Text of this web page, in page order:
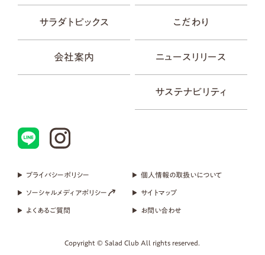
サラダトピックス こだわり
会社案内 ニュースリリース
サステナビリティ
プライバシーポリシー 個人情報の取扱いについて
ソーシャルメディアポリシー サイトマップ
よくあるご質問 お問い合わせ
Copyright © Salad Club All rights reserved.